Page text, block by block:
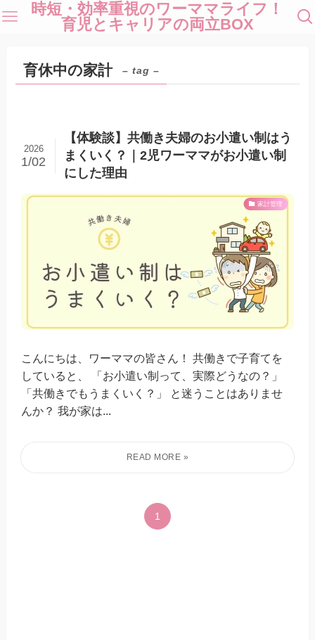
時短・効率重視のワーママライフ！
育児とキャリアの両立BOX
育休中の家計 – tag –
【体験談】共働き夫婦のお小遣い制はう
まくいく？｜2児ワーママがお小遣い制
にした理由
2026
1/02
家計管理
こんにちは、ワーママの皆さん！ 共働きで子育てを
していると、 「お小遣い制って、実際どうなの？」
「共働きでもうまくいく？」 と迷うことはありませ
んか？ 我が家は...
1